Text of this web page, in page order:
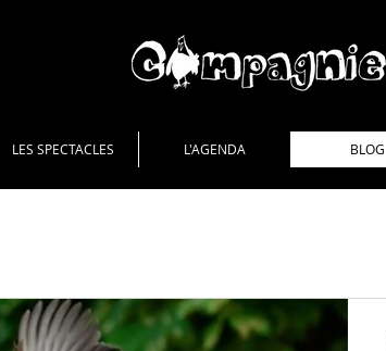
LES SPECTACLES L'AGENDA BLOG